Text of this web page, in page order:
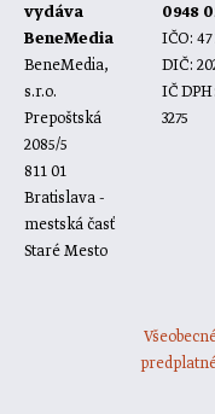
vydáva
BeneMedia
BeneMedia,
s.r.o.
Prepoštská
2085/5
811 01
Bratislava -
mestská časť
Staré Mesto
0948
IČO: 47
DIČ:
IČ
3275